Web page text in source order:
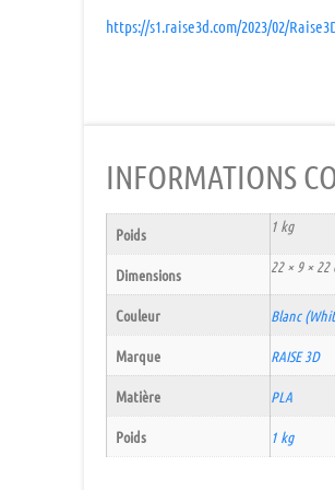
https://s1.raise3d.com/2023/02/
INFORMATIONS
Poids 1 kg
Dimensions 22 × 9 × 22
Couleur Blanc
Marque RAISE 3D
Matière PLA
Poids 1 kg